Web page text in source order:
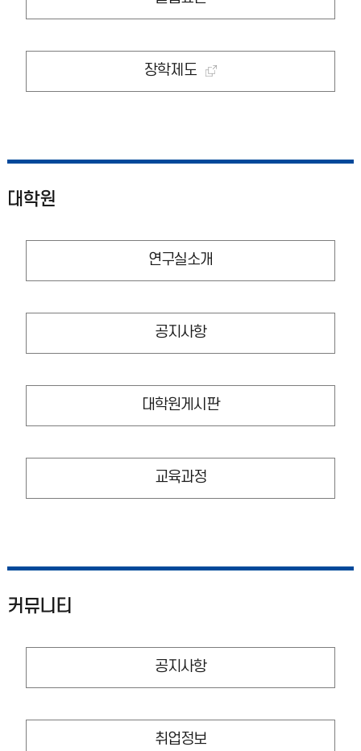
장학제도
대학원
연구실소개
공지사항
대학원게시판
교육과정
커뮤니티
공지사항
취업정보